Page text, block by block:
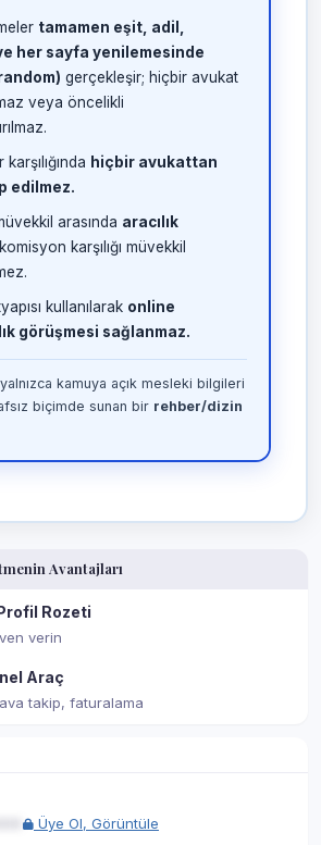
tamamen eşit, adil,
ve her sayfa yenilemesinde
gerçekleşir; hiçbir avukat
veya öncelikli
hiçbir avukattan
edilmez.
arasında aracılık
karşılığı müvekkil
kullanılarak online
görüşmesi sağlanmaz.
kamuya açık mesleki bilgileri
biçimde sunan bir rehber/dizin
Avantajları
Rozeti
verin
Araç
takip, faturalama
Üye Ol, Görüntüle